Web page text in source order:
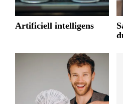
Artificiell intelligens